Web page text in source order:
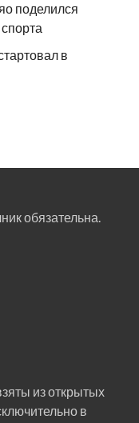
поделился
в
обязательна.
из открытых
в